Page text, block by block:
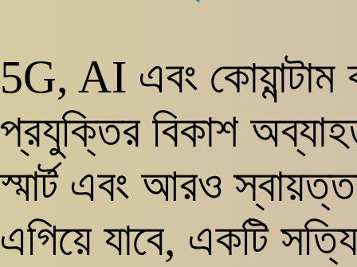
5G, AI এবং
প্রযুক্তির বিকাশ
স্মার্ট এবং আরও
এগিয়ে যাবে, একটি